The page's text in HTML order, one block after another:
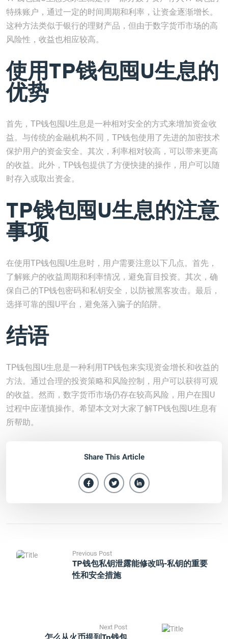
特殊账户，通过一定的时间周期和利率，让资金逐渐增长。
这种方法类似于银行的理财产品，但由于数字货币市场的高
风险性，收益也相应较高。
使用TP钱包囤U生息的
优势
首先，TP钱包囤U生息是一种相对安全的方式来增加资金收
益。与传统的金融机构不同，TP钱包使用了先进的加密技术
保护用户的资金安全。其次，利率相对较高，可以带来更高
的收益。此外，TP钱包提供了方便快捷的操作，用户可以随
时存入或取出资金。
TP钱包囤U生息的注意
事项
在使用TP钱包囤U生息时，用户需要注意以下几点。首先，
了解账户的收益周期和利率情况，避免盲目投资。其次，确
保自己的TP钱包密码和私钥安全，以防被黑客攻击。最后，
选择可靠的囤U平台，避免落入骗子的陷阱。
结语
TP钱包囤U生息是一种利用TP钱包来实现资金增长和收益的
方法。通过合理的投资策略和风险控制，用户可以获得可观
的收益。然而，数字货币市场仍存在较高风险，用户在囤U
过程中应谨慎操作。希望本文对大家了解TP钱包囤U生息有
所帮助。
Share This Article
Previous Post
TP钱包私钥泄露能修改吗-私钥的重要
性和安全措施
Next Post
怎么从火币提到tp钱包